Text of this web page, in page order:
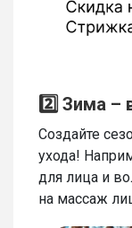
2️⃣ Зима –
Создайте
ухода!
для лица и
на массаж